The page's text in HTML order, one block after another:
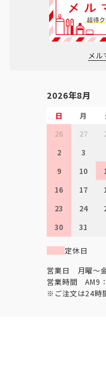
メ
2026年8月
日 月
26
27
2
3
9
10
16
17
23
24
30
31
定休日
営業日 月曜～
営業時間 AM9
※ご注文は24時